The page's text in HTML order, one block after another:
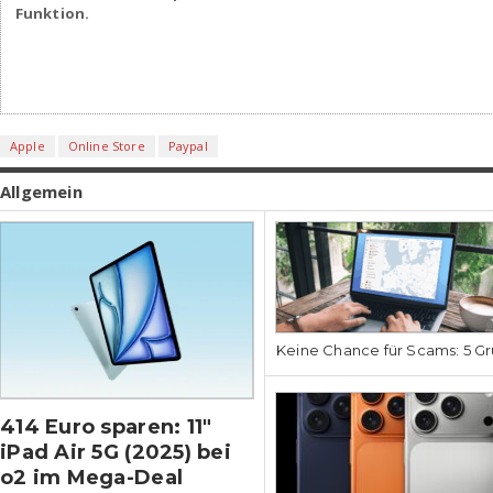
Funktion.
Apple Online Store Paypal
Allgemein
414 Euro sparen: 11″
iPad Air 5G (2025) bei
o2 im Mega-Deal
Keine Chance für Scams: 5